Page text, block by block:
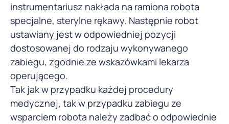
instrumentariusz nakłada na ramiona robota
specjalne, sterylne rękawy. Następnie robot
ustawiany jest w odpowiedniej pozycji
dostosowanej do rodzaju wykonywanego
zabiegu, zgodnie ze wskazówkami lekarza
operującego.
Tak jak w przypadku każdej procedury
medycznej, tak w przypadku zabiegu ze
wsparciem robota należy zadbać o odpowiednie